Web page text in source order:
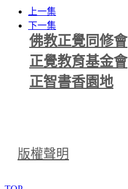
上一集
下一集
佛教正覺同修會
正覺教育基金會
正智書香園地
版權聲明